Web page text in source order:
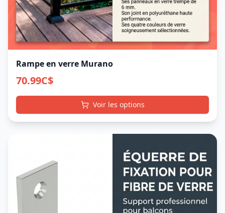
Rampe en verre Murano
70.99C$
Voir les options